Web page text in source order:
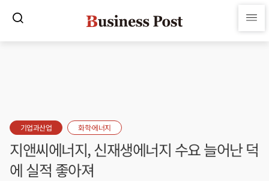
기업과산업 화학·에너지
지앤씨에너지, 신재생에너지 수요 늘어난 덕
에 실적 좋아져